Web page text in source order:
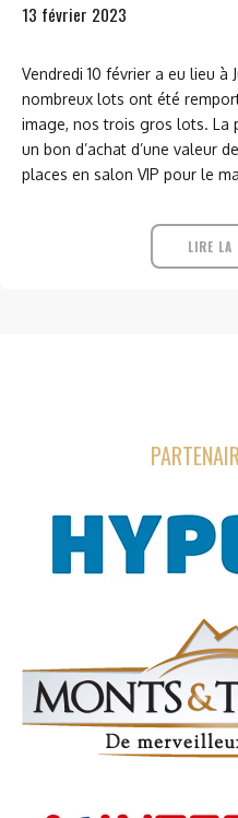
13 février 2023
Vendredi 10 février a eu lieu
nombreux lots ont été
image, nos trois gros lots. La
un bon d’achat d’une valeur
places en salon VIP pour le
LIRE LA